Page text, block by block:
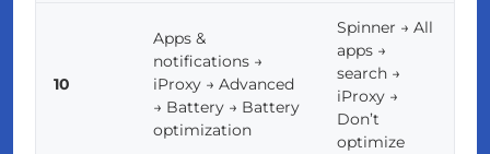
10
Apps &
notifications →
iProxy → Advanced
→ Battery → Battery
optimization
Spinner → All
apps →
search →
iProxy →
Don’t
optimize